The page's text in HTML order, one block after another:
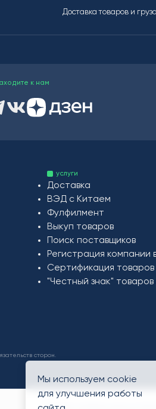
Доставка товаров и
к нам
Группа VK
ДЗЕН
услуги
Доставка
ВЭД с Китаем
Фулфилмент
Выкуп товаров
Поиск поставщиков
Регистрация компании
Сертификация товаров
"Честный знак" товаров
сторон.
Политика конфиденциальности
Мы используем cookie
для улучшения работы